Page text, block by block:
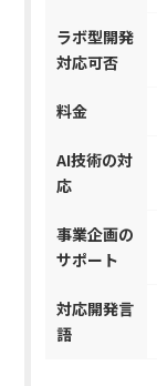
ラボ型開発
対応可否
料金
AI技術の対
応
事業企画の
サポート
対応開発言
語